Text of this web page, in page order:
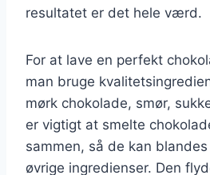
resultatet er det hele værd.
For at lave en perfekt
man bruge
mørk chokolade, smør,
er vigtigt at smelte
sammen, så de kan
øvrige ingredienser. Den